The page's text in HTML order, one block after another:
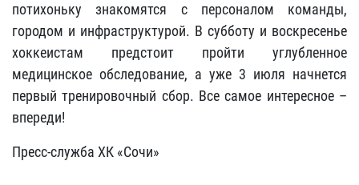
потихоньку знакомятся с персоналом команды,
городом и инфраструктурой. В субботу и воскресенье
хоккеистам предстоит пройти углубленное
медицинское обследование, а уже 3 июля начнется
первый тренировочный сбор. Все самое интересное –
впереди!
Пресс-служба ХК «Сочи»